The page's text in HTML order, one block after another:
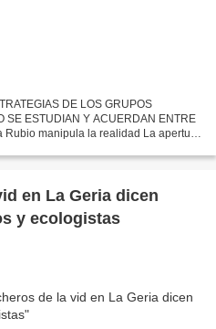
DE LOS GRUPOS
SE ESTUDIAN Y ACUERDAN ENTRE
manipula la realidad La apertura
en La Geria dicen
y ecologistas